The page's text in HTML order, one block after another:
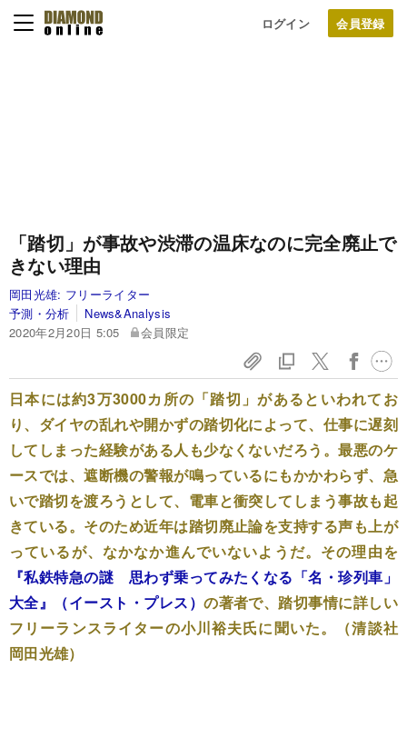
ログイン
「踏切」が事故や渋滞の温床なのに完全廃止で
きない理由
岡田光雄: フリーライター
予測・分析
News&Analysis
2020年2月20日 5:05
会員限定
日本には約3万3000カ所の「踏切」があるといわれてお
り、ダイヤの乱れや開かずの踏切化によって、仕事に遅刻
してしまった経験がある人も少なくないだろう。最悪のケ
ースでは、遮断機の警報が鳴っているにもかかわらず、急
いで踏切を渡ろうとして、電車と衝突してしまう事故も起
きている。そのため近年は踏切廃止論を支持する声も上が
っているが、なかなか進んでいないようだ。その理由を
『私鉄特急の謎 思わず乗ってみたくなる「名・珍列車」
大全』（イースト・プレス）の著者で、踏切事情に詳しい
フリーランスライターの小川裕夫氏に聞いた。（清談社
岡田光雄）